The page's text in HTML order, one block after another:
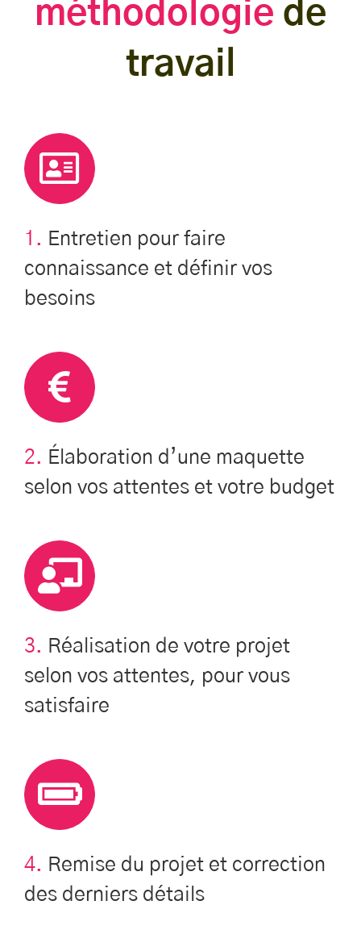
méthodologie de
travail
1. Entretien pour faire
connaissance et définir vos
besoins
2. Élaboration d’une maquette
selon vos attentes et votre budget
3. Réalisation de votre projet
selon vos attentes, pour vous
satisfaire
4. Remise du projet et correction
des derniers détails